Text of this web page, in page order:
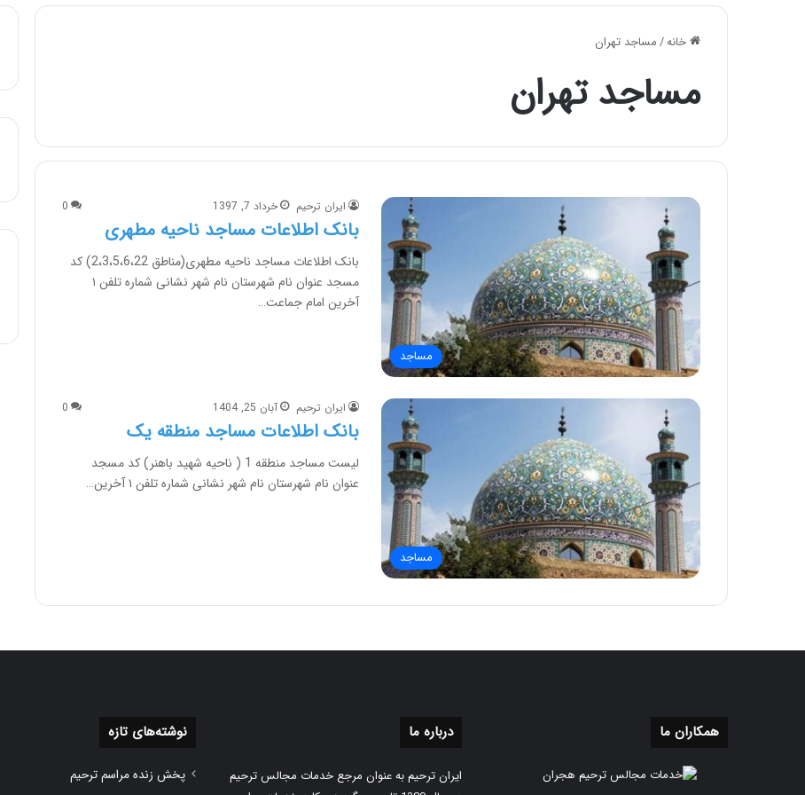
خانه/مساجد تهران
مساجد تهران
مساجد
ایران ترحیم خرداد 7, 1397 0
بانک اطلاعات مساجد ناحیه مطهری
بانک اطلاعات مساجد ناحیه مطهری(مناطق 2،3،5،6،22) کد
مسجد عنوان نام شهرستان نام شهر نشانی شماره تلفن ۱
آخرین امام جماعت…
مساجد
ایران ترحیم آبان 25, 1404 0
بانک اطلاعات مساجد منطقه یک
لیست مساجد منطقه 1 ( ناحیه شهید باهنر) کد مسجد
عنوان نام شهرستان نام شهر نشانی شماره تلفن ۱ آخرین…
همکاران ما درباره ما
ایران ترحیم به عنوان مرجع خدمات مجالس ترحیم
نوشته‌های تازه
پخش زنده مراسم ترحیم